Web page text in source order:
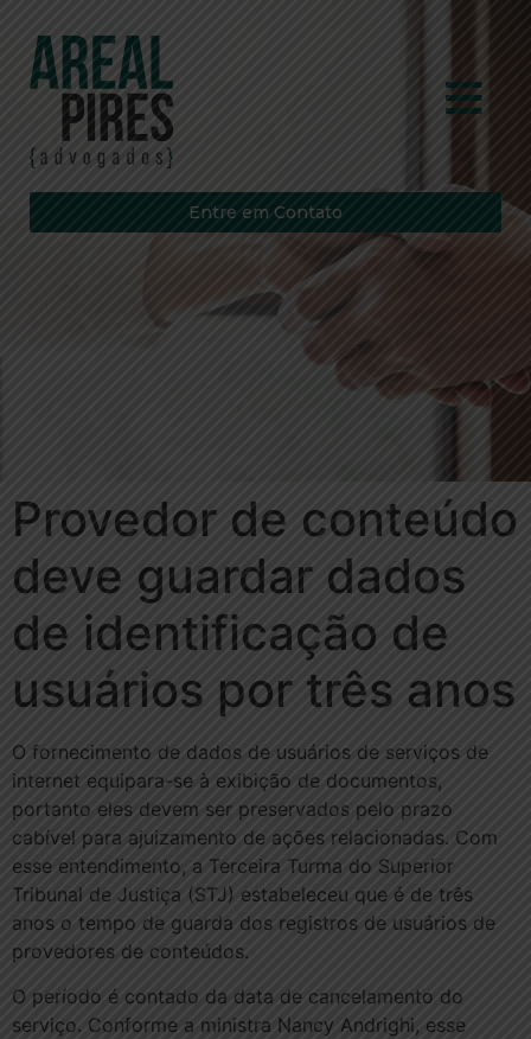
Entre em Contato
Provedor de conteúdo
deve guardar dados
de identificação de
usuários por três anos
O fornecimento de dados de usuários de serviços de
internet equipara-se à exibição de documentos,
portanto eles devem ser preservados pelo prazo
cabível para ajuizamento de ações relacionadas. Com
esse entendimento, a Terceira Turma do Superior
Tribunal de Justiça (STJ) estabeleceu que é de três
anos o tempo de guarda dos registros de usuários de
provedores de conteúdos.
O período é contado da data de cancelamento do
serviço. Conforme a ministra Nancy Andrighi, esse